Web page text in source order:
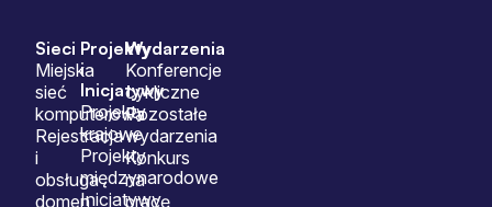
Sieci
Miejska
sieć
komputerowa
Rejestracja
i
obsługa
domen
Projekty
i
Inicjatywy
Projekty
krajowe
Projekty
międzynarodowe
Inicjatywy
Wydarzenia
Konferencje
cykliczne
Pozostałe
wydarzenia
Konkurs
na
pracę